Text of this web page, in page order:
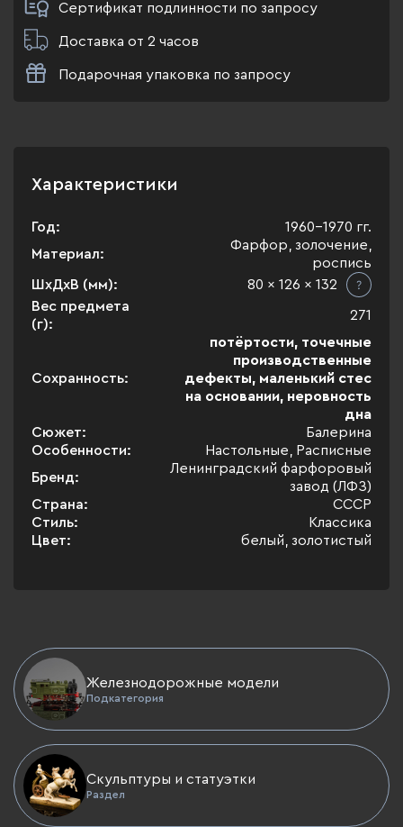
Сертификат подлинности по запросу
Доставка от 2 часов
Подарочная упаковка по запросу
Характеристики
Год:
1960-1970 гг.
Материал:
Фарфор, золочение,
роспись
ШхДхВ (мм):
80 x 126 x 132
Вес предмета
(г):
271
Сохранность:
потёртости, точечные
производственные
дефекты, маленький стес
на основании, неровность
дна
Сюжет:
Балерина
Особенности:
Настольные, Расписные
Бренд:
Ленинградский фарфоровый
завод (ЛФЗ)
Страна:
СССР
Стиль:
Классика
Цвет:
белый, золотистый
Железнодорожные модели
Подкатегория
Скульптуры и статуэтки
Раздел